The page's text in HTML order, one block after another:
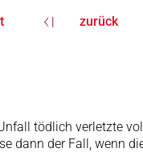
zurück
tödlich verletzte
dann der Fall, wenn